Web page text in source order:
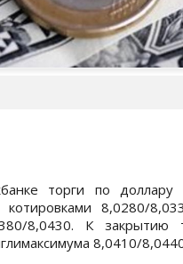
торги по
8,0280/
8,0430. К закрытию
8,0410/